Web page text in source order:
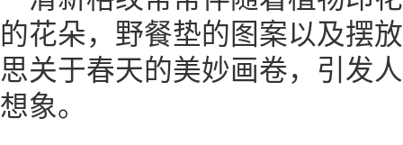
的花朵，野餐垫的图案以及摆
思关于春天的美妙画卷，引发
想象。